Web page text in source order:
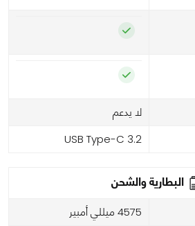
لا يدعم
USB Type-C 3.2
البطارية والشحن
4575 ميللي أمبير